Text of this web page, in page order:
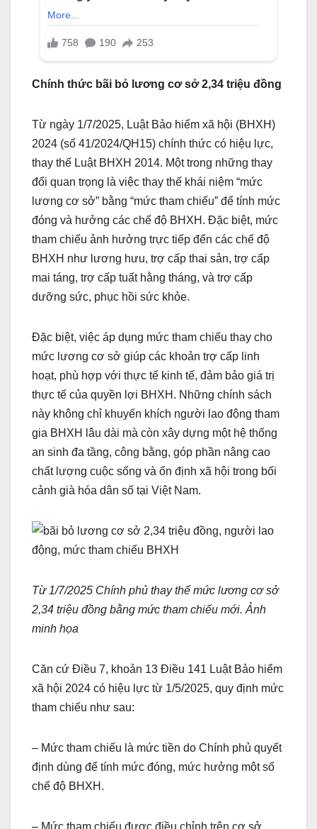
Chính thức bãi bỏ lương cơ sở 2,34 triệu đồng
Từ ngày 1/7/2025, Luật Bảo hiểm xã hội (BHXH)
2024 (số 41/2024/QH15) chính thức có hiệu lực,
thay thế Luật BHXH 2014. Một trong những thay
đổi quan trọng là việc thay thế khái niệm “mức
lương cơ sở” bằng “mức tham chiếu” để tính mức
đóng và hưởng các chế độ BHXH. Đặc biệt, mức
tham chiếu ảnh hưởng trực tiếp đến các chế độ
BHXH như lương hưu, trợ cấp thai sản, trợ cấp
mai táng, trợ cấp tuất hằng tháng, và trợ cấp
dưỡng sức, phục hồi sức khỏe.
Đặc biệt, việc áp dụng mức tham chiếu thay cho
mức lương cơ sở giúp các khoản trợ cấp linh
hoạt, phù hợp với thực tế kinh tế, đảm bảo giá trị
thực tế của quyền lợi BHXH. Những chính sách
này không chỉ khuyến khích người lao động tham
gia BHXH lâu dài mà còn xây dựng một hệ thống
an sinh đa tầng, công bằng, góp phần nâng cao
chất lượng cuộc sống và ổn định xã hội trong bối
cảnh già hóa dân số tại Việt Nam.
Từ 1/7/2025 Chính phủ thay thế mức lương cơ sở
2,34 triệu đồng bằng mức tham chiếu mới. Ảnh
minh họa
Căn cứ Điều 7, khoản 13 Điều 141 Luật Bảo hiểm
xã hội 2024 có hiệu lực từ 1/5/2025, quy định mức
tham chiếu như sau:
– Mức tham chiếu là mức tiền do Chính phủ quyết
định dùng để tính mức đóng, mức hưởng một số
chế độ BHXH.
– Mức tham chiếu được điều chỉnh trên cơ sở